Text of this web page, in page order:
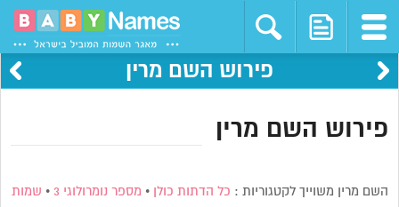
פירוש השם מרין
פירוש השם מרין
השם מרין משוייך לקטגוריות : כל הדתות כולן • מספר נומרולוגי 3 • שמות